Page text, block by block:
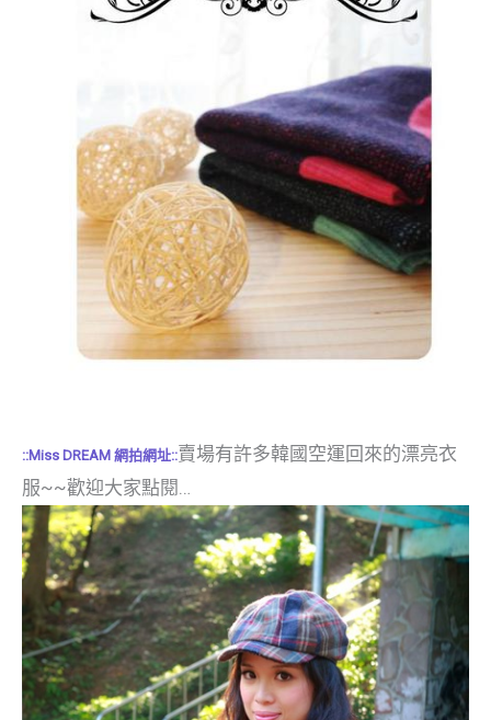
::Miss DREAM 網拍網址::賣場有許多韓國空運回來的漂亮衣
服~~歡迎大家點閱…